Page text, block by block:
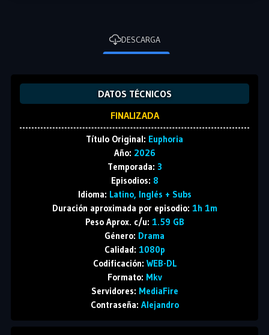
DESCARGA
DATOS TÉCNICOS
FINALIZADA
Título Original: Euphoria
Año: 2026
Temporada: 3
Episodios: 8
Idioma: Latino, Inglés + Subs
Duración aproximada por episodio: 1h 1m
Peso Aprox. c/u: 1.59 GB
Género: Drama
Calidad: 1080p
Codificación: WEB-DL
Formato: Mkv
Servidores: MediaFire
Contraseña: Alejandro